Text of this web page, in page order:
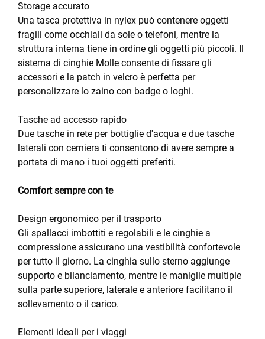
Storage accurato
Una tasca protettiva in nylex può contenere oggetti
fragili come occhiali da sole o telefoni, mentre la
struttura interna tiene in ordine gli oggetti più piccoli. Il
sistema di cinghie Molle consente di fissare gli
accessori e la patch in velcro è perfetta per
personalizzare lo zaino con badge o loghi.
Tasche ad accesso rapido
Due tasche in rete per bottiglie d'acqua e due tasche
laterali con cerniera ti consentono di avere sempre a
portata di mano i tuoi oggetti preferiti.
Comfort sempre con te
Design ergonomico per il trasporto
Gli spallacci imbottiti e regolabili e le cinghie a
compressione assicurano una vestibilità confortevole
per tutto il giorno. La cinghia sullo sterno aggiunge
supporto e bilanciamento, mentre le maniglie multiple
sulla parte superiore, laterale e anteriore facilitano il
sollevamento o il carico.
Elementi ideali per i viaggi